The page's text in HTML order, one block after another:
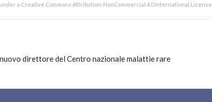
a Creative Commons Attribution-NonCommercial 4.0 International License
direttore del Centro nazionale malattie rare